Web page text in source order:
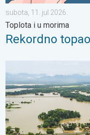
subota, 11. jul 2026.
Toplota i u morima
Rekordno
Poplave i klizišta u